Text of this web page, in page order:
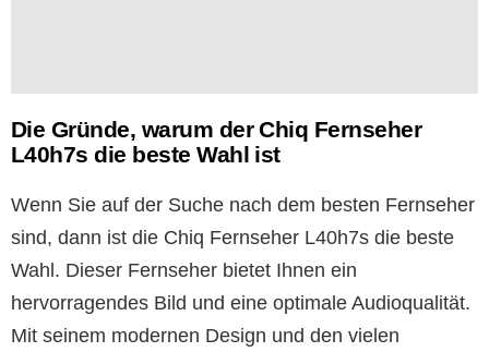
Die Gründe, warum der Chiq Fernseher
L40h7s die beste Wahl ist
Wenn Sie auf der Suche nach dem besten Fernseher
sind, dann ist die Chiq Fernseher L40h7s die beste
Wahl. Dieser Fernseher bietet Ihnen ein
hervorragendes Bild und eine optimale Audioqualität.
Mit seinem modernen Design und den vielen